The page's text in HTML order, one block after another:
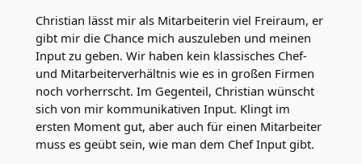
Christian lässt mir als Mitarbeiterin viel Freiraum, er
gibt mir die Chance mich auszuleben und meinen
Input zu geben. Wir haben kein klassisches Chef-
und Mitarbeiterverhältnis wie es in großen Firmen
noch vorherrscht. Im Gegenteil, Christian wünscht
sich von mir kommunikativen Input. Klingt im
ersten Moment gut, aber auch für einen Mitarbeiter
muss es geübt sein, wie man dem Chef Input gibt.